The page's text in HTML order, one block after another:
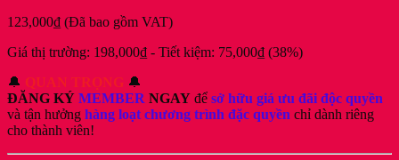
123,000₫ (Đã bao gồm VAT)
Giá thị trường: 198,000₫ - Tiết kiệm: 75,000₫ (38%)
🔔 QUAN TRỌNG 🔔
ĐĂNG KÝ MEMBER NGAY để sở hữu giá ưu đãi độc quyền
và tận hưởng hàng loạt chương trình đặc quyền chỉ dành riêng
cho thành viên!